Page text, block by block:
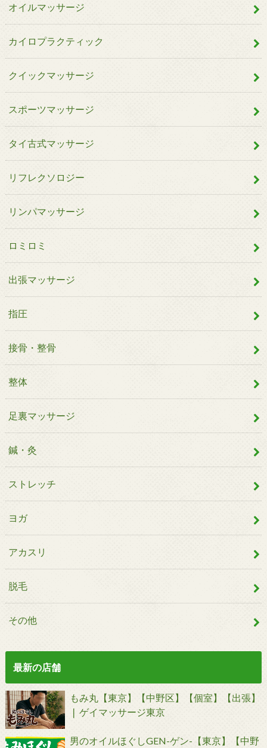
オイルマッサージ
カイロプラクティック
クイックマッサージ
スポーツマッサージ
タイ古式マッサージ
リフレクソロジー
リンパマッサージ
ロミロミ
出張マッサージ
指圧
接骨・整骨
整体
足裏マッサージ
鍼・灸
ストレッチ
ヨガ
アカスリ
脱毛
その他
最新の店舗
もみ丸【東京】【中野区】【個室】【出張】
❘ ゲイマッサージ東京
男のオイルほぐしGEN-ゲン-【東京】【中野